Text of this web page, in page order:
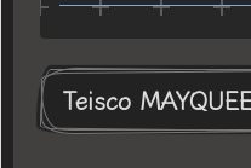
Teisco